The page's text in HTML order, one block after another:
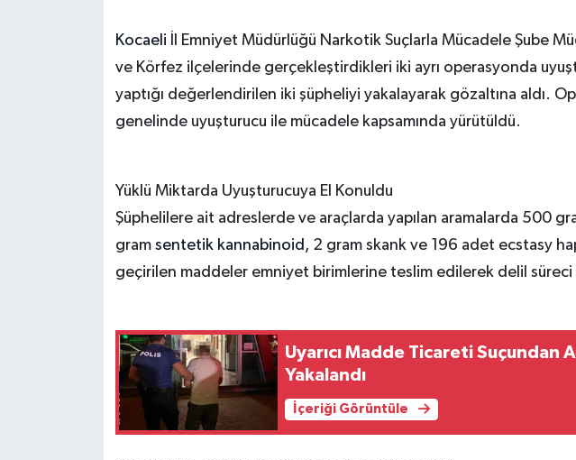
Kocaeli
İl Emniyet Müdürlüğü Narkotik Suçlarla Mücadele Şube
ve Körfez ilçelerinde gerçekleştirdikleri iki ayrı operasyonda
yaptığı değerlendirilen iki şüpheliyi yakalayarak gözaltına aldı.
genelinde uyuşturucu ile mücadele kapsamında yürütüldü.
Yüklü Miktarda Uyuşturucuya El Konuldu
Şüphelilere ait adreslerde ve araçlarda yapılan aramalarda 500
gram sentetik kannabinoid, 2 gram skank ve 196 adet ecstasy
geçirilen maddeler emniyet birimlerine teslim edilerek delil süreci
Uyarıcı Madde Ticareti Suçundan
Yakalandı
İçeriği Görüntüle